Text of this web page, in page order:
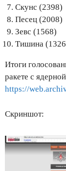
Скунс (2398)
Песец (2008)
Зевс (1568)
Тишина
Итоги
ракете с
https://
Скриншот: